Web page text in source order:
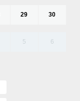
29 30
5 6